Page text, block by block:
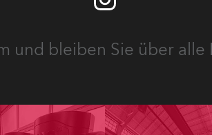
und bleiben Sie über